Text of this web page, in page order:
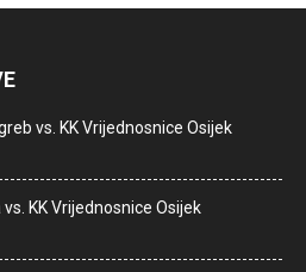
vs. KK Vrijednosnice Osijek
KK Vrijednosnice Osijek